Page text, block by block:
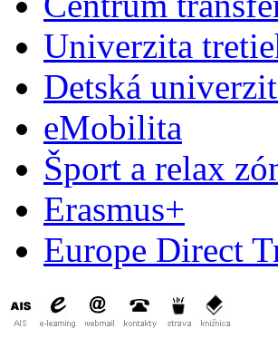
Univerzita
Detská
eMobilita
Šport a relax
Erasmus+
Europe Direct